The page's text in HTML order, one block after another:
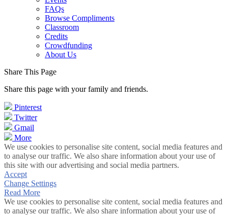
FAQs
Browse Compliments
Classroom
Credits
Crowdfunding
About Us
Share This Page
Share this page with your family and friends.
Pinterest
Twitter
Gmail
More
We use cookies to personalise site content, social media features and
to analyse our traffic. We also share information about your use of
this site with our advertising and social media partners.
Accept
Change Settings
Read More
We use cookies to personalise site content, social media features and
to analyse our traffic. We also share information about your use of